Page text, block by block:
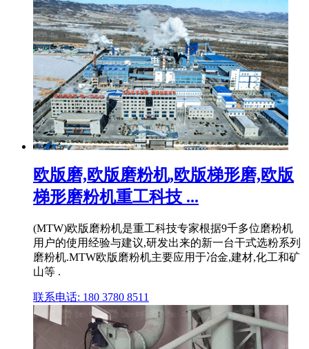
欧版磨,欧版磨粉机,欧版梯形磨,欧版
梯形磨粉机重工科技 ...
(MTW)欧版磨粉机是重工科技专家根据9千多位磨粉机
用户的使用经验与建议,研发出来的新一台干式选粉系列
磨粉机.MTW欧版磨粉机主要应用于冶金,建材,化工和矿
山等 .
联系电话: 180 3780 8511